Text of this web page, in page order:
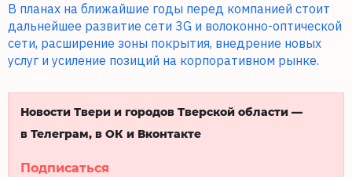
В планах на ближайшие годы перед компанией стоит
дальнейшее развитие сети 3G и волоконно-оптической
сети, расширение зоны покрытия, внедрение новых
услуг и усиление позиций на корпоративном рынке.
Новости Твери и городов Тверской области —
в Телеграм, в ОК и Вконтакте
Подписаться